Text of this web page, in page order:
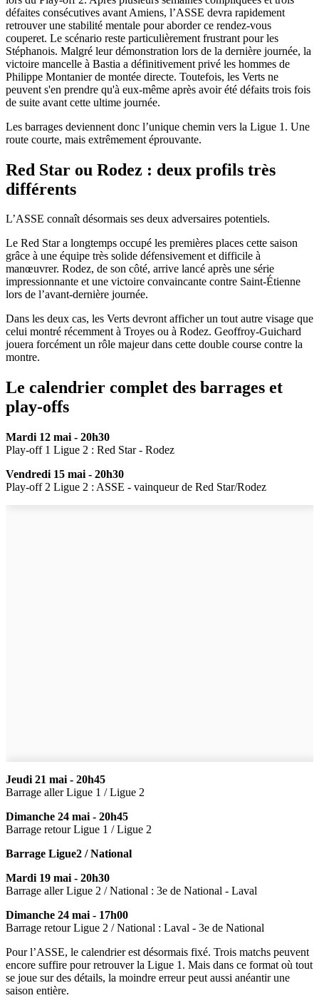
défaites consécutives avant Amiens, l’ASSE devra rapidement
retrouver une stabilité mentale pour aborder ce rendez-vous
couperet. Le scénario reste particulièrement frustrant pour les
Stéphanois. Malgré leur démonstration lors de la dernière journée, la
victoire mancelle à Bastia a définitivement privé les hommes de
Philippe Montanier de montée directe. Toutefois, les Verts ne
peuvent s'en prendre qu'à eux-même après avoir été défaits trois fois
de suite avant cette ultime journée.
Les barrages deviennent donc l’unique chemin vers la Ligue 1. Une
route courte, mais extrêmement éprouvante.
Red Star ou Rodez : deux profils très
différents
L’ASSE connaît désormais ses deux adversaires potentiels.
Le Red Star a longtemps occupé les premières places cette saison
grâce à une équipe très solide défensivement et difficile à
manœuvrer. Rodez, de son côté, arrive lancé après une série
impressionnante et une victoire convaincante contre Saint-Étienne
lors de l’avant-dernière journée.
Dans les deux cas, les Verts devront afficher un tout autre visage que
celui montré récemment à Troyes ou à Rodez. Geoffroy-Guichard
jouera forcément un rôle majeur dans cette double course contre la
montre.
Le calendrier complet des barrages et
play-offs
Mardi 12 mai - 20h30
Play-off 1 Ligue 2 : Red Star - Rodez
Vendredi 15 mai - 20h30
Play-off 2 Ligue 2 : ASSE - vainqueur de Red Star/Rodez
Jeudi 21 mai - 20h45
Barrage aller Ligue 1 / Ligue 2
Dimanche 24 mai - 20h45
Barrage retour Ligue 1 / Ligue 2
Barrage Ligue2 / National
Mardi 19 mai - 20h30
Barrage aller Ligue 2 / National : 3e de National - Laval
Dimanche 24 mai - 17h00
Barrage retour Ligue 2 / National : Laval - 3e de National
Pour l’ASSE, le calendrier est désormais fixé. Trois matchs peuvent
encore suffire pour retrouver la Ligue 1. Mais dans ce format où tout
se joue sur des détails, la moindre erreur peut aussi anéantir une
saison entière.